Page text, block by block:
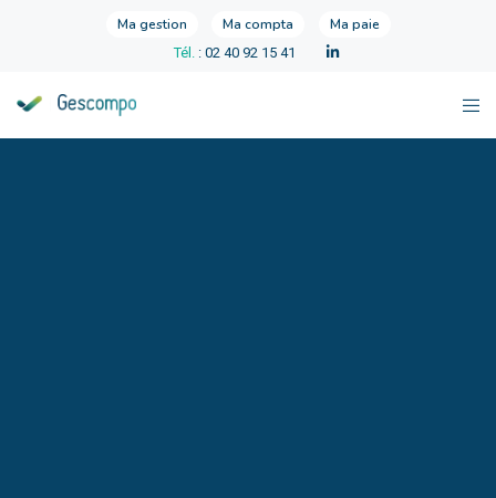
Ma gestion Ma compta Ma paie
Tél. : 02 40 92 15 41